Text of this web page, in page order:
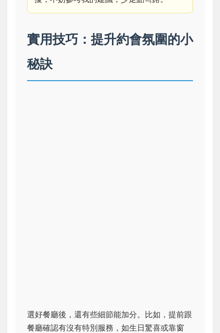
實用技巧：提升約會氛圍的小
秘訣
選好餐廳後，還有些細節能加分。比如，提前跟
餐廳確認有沒有特別服務，如生日驚喜或靠窗